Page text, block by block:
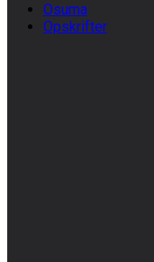
Osuma
Opskrifter